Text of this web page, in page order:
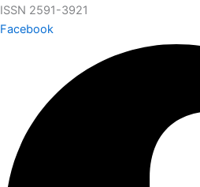
ISSN 2591-3921
Facebook